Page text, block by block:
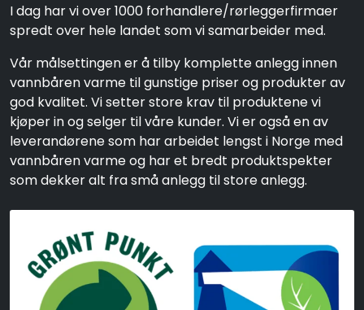
I dag har vi over 1000 forhandlere/rørleggerfirmaer
spredt over hele landet som vi samarbeider med.
Vår målsettingen er å tilby komplette anlegg innen
vannbåren varme til gunstige priser og produkter av
god kvalitet. Vi setter store krav til produktene vi
kjøper in og selger til våre kunder. Vi er også en av
leverandørene som har arbeidet lengst i Norge med
vannbåren varme og har et bredt produktspekter
som dekker alt fra små anlegg til store anlegg.